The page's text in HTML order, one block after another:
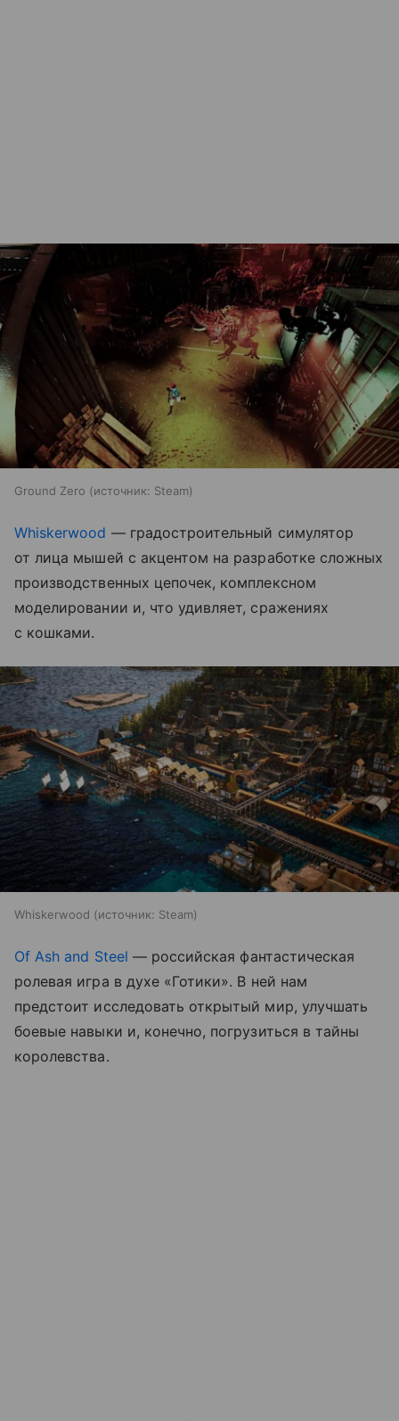
Ground Zero источник: Steam
Whiskerwood — градостроительный симулятор
от лица мышей с акцентом на разработке сложных
производственных цепочек, комплексном
моделировании и, что удивляет, сражениях
с кошками.
Whiskerwood источник: Steam
Of Ash and Steel — российская фантастическая
ролевая игра в духе «Готики». В ней нам
предстоит исследовать открытый мир, улучшать
боевые навыки и, конечно, погрузиться в тайны
королевства.